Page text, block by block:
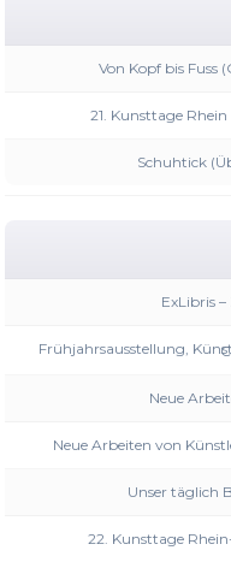
Von Kopf bis Fuss
21. Kunsttage
Schuhtick
ExLibris
Neue
Neue Arbeiten von
Unser täglich
22. Kunsttage